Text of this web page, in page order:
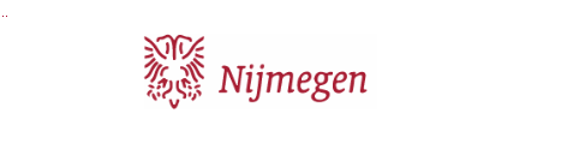
Ga naar de inhoud van deze pagina
Ga naar het zoeken
Ga naar het menu